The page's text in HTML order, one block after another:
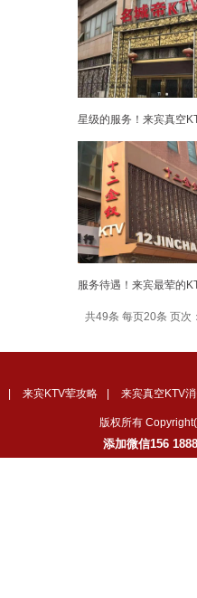
星级的服务！来宾真空
服务待遇！来宾最荤的
共49条 每页20条 页次
来宾KTV荤攻略 来宾真空KTV
版权所有
添加微信156